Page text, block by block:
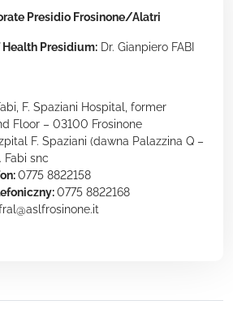
Presidio Frosinone/Alatri
Presidium: Dr. Gianpiero FABI
F. Spaziani Hospital, former
Floor – 03100 Frosinone
F. Spaziani (dawna Palazzina Q –
Fabi snc
0775 8822158
0775 8822168